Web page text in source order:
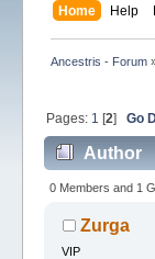
Home Help
Ancestris - Forum
Pages: 1 [2] Go
Author
0 Members and 1
Zurga
VIP